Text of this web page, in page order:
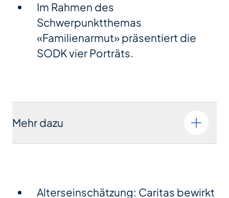
Im Rahmen des
Schwerpunktthemas
«Familienarmut» präsentiert die
SODK vier Porträts.
Mehr dazu
Alterseinschätzung: Caritas bewirkt